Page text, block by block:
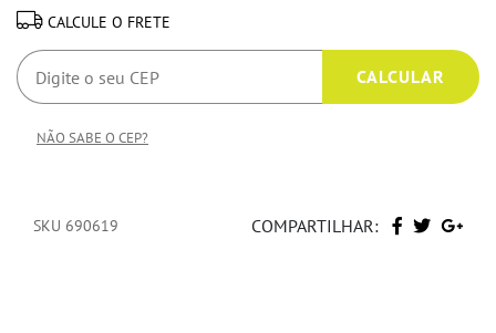
CALCULE O FRETE
NÃO SABE O CEP?
SKU 690619 COMPARTILHAR: